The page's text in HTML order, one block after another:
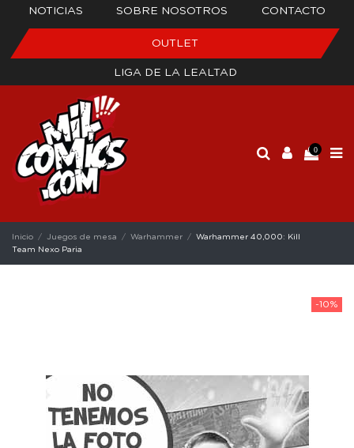
NOTICIAS SOBRE NOSOTROS CONTACTO
OUTLET
LIGA DE LA LEALTAD
0
Inicio Juegos de mesa Warhammer
Warhammer 40,000: Kill
Team Nexo Paria
-10%